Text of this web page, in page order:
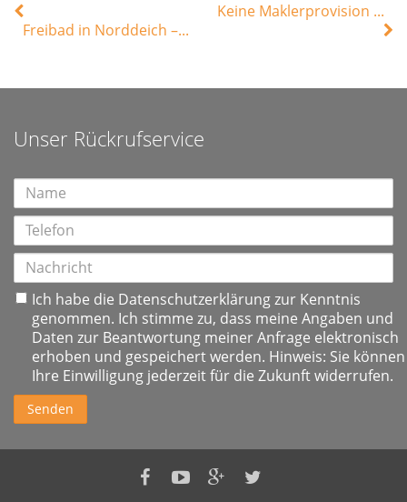
Freibad in Norddeich – Millionenprojekt direkt am Meer
Keine Maklerprovision für Hausverwalter – BGH stärkt die Rechte von Vermietern
Unser Rückrufservice
Ich habe die Datenschutzerklärungzur Kenntnis
genommen. Ich stimme zu, dass meine Angaben und
Daten zur Beantwortung meiner Anfrage elektronisch
erhoben und gespeichert werden. Hinweis: Sie können
Ihre Einwilligung jederzeit für die Zukunft widerrufen.
Senden
NordseeNordseeNordsee